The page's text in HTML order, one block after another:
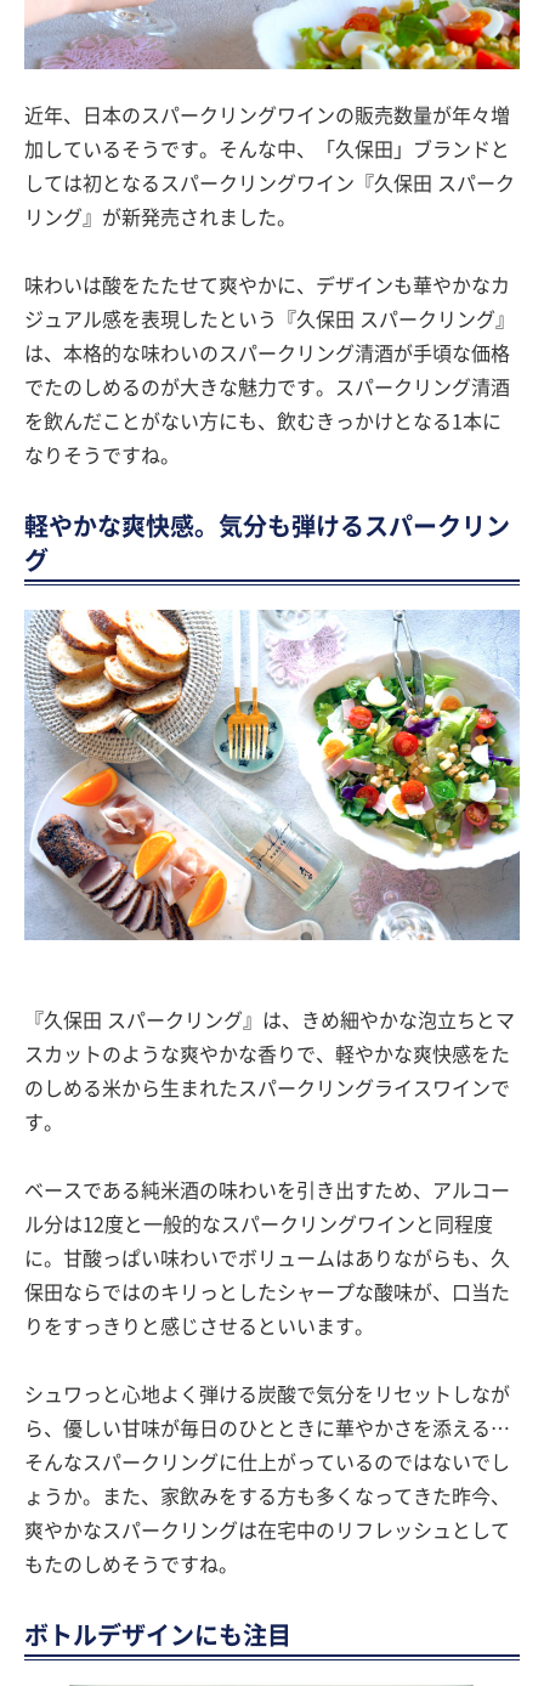
近年、日本のスパークリングワインの販売数量が年々増
加しているそうです。そんな中、「久保田」ブランドと
しては初となるスパークリングワイン『久保田 スパーク
リング』が新発売されました。
味わいは酸をたたせて爽やかに、デザインも華やかなカ
ジュアル感を表現したという『久保田 スパークリング』
は、本格的な味わいのスパークリング清酒が手頃な価格
でたのしめるのが大きな魅力です。スパークリング清酒
を飲んだことがない方にも、飲むきっかけとなる1本に
なりそうですね。
軽やかな爽快感。気分も弾けるスパークリン
グ
『久保田 スパークリング』は、きめ細やかな泡立ちとマ
スカットのような爽やかな香りで、軽やかな爽快感をた
のしめる米から生まれたスパークリングライスワインで
す。
ベースである純米酒の味わいを引き出すため、アルコー
ル分は12度と一般的なスパークリングワインと同程度
に。甘酸っぱい味わいでボリュームはありながらも、久
保田ならではのキリっとしたシャープな酸味が、口当た
りをすっきりと感じさせるといいます。
シュワっと心地よく弾ける炭酸で気分をリセットしなが
ら、優しい甘味が毎日のひとときに華やかさを添える…
そんなスパークリングに仕上がっているのではないでし
ょうか。また、家飲みをする方も多くなってきた昨今、
爽やかなスパークリングは在宅中のリフレッシュとして
もたのしめそうですね。
ボトルデザインにも注目